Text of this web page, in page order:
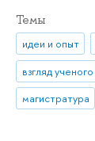
Темы
идеи и опыт
взгляд ученого
магистратура